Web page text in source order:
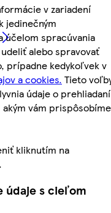
v zariadení
jedinečným
účelom spracúvania
alebo spravovať
prípadne kedykoľvek v
a cookies. Tieto
údaje o
vám prispôsobíme
kliknutím na
údaje s cieľom